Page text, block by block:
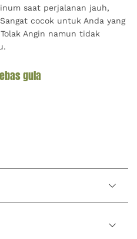
saat perjalanan jauh,
cocok untuk Anda yang
Angin namun tidak
gula